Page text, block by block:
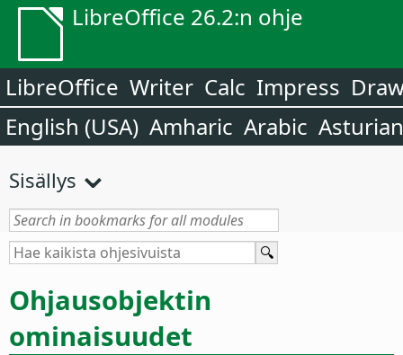
LibreOffice 26.2:n ohje
LibreOffice Writer Calc Impress
English (USA) Amharic Arabic Asturian
Sisällys
Ohjausobjektin
ominaisuudet